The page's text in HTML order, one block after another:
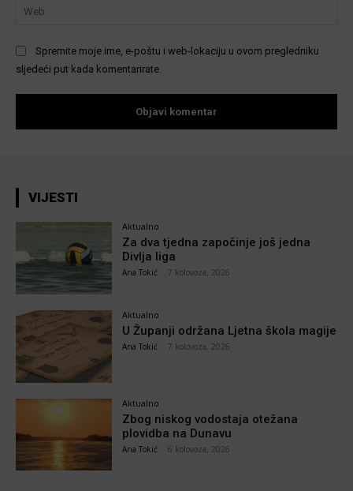
Spremite moje ime, e-poštu i web-lokaciju u ovom pregledniku
sljedeći put kada komentarirate.
VIJESTI
Aktualno
Za dva tjedna započinje još jedna
Divlja liga
Ana Tokić 7 kolovoza, 2026
Aktualno
U Županji održana Ljetna škola magije
Ana Tokić 7 kolovoza, 2026
Aktualno
Zbog niskog vodostaja otežana
plovidba na Dunavu
Ana Tokić 6 kolovoza, 2026